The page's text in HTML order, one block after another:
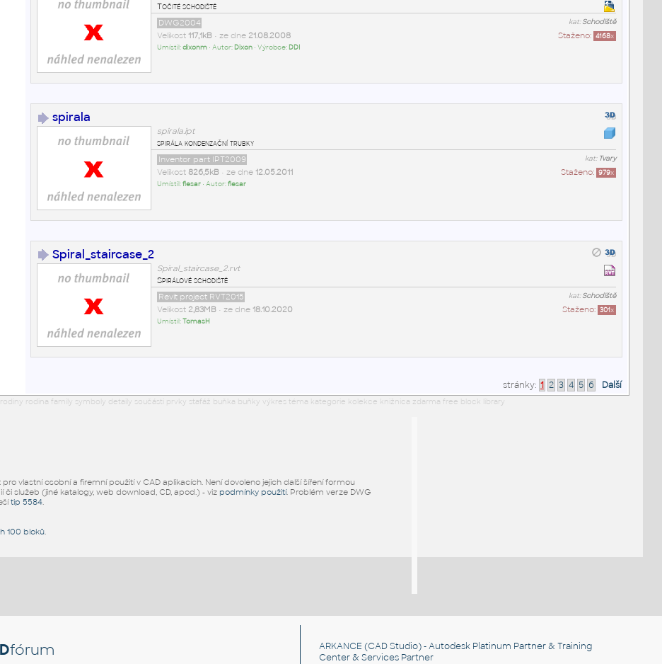
Točité schodiště
kat:Schodiště
DWG2004
Staženo: 4168x
Velikost 117,1kB• ze dne 21.08.2008
Umístil:dixonm• Autor: Dixon• Výrobce: DDI
spirala
spirala.ipt
spirála kondenzační trubky
kat: Tvary
Inventor part IPT2009
Staženo: 979x
Velikost 826,5kB• ze dne 12.05.2011
Umístil:flesar• Autor:flesar
Spiral_staircase_2
Spiral_staircase_2.rvt
Spirálové schodiště
kat:Schodiště
Revit project RVT2015
Staženo: 301x
Velikost 2,83MB• ze dne 18.10.2020
Umístil:TomasH
stránky: 1 2 3 4 5 6 Další
rodina family symboly detaily součásti prvky stafáž buňka buňky výkres téma kategorie kolekce knižnica zdarma free block library
vlastní osobní a firemní použití v CAD aplikacích. Není dovoleno jejich další šíření formou
či služeb (jiné katalogy, web download, CD, apod.) - viz podmínky použití. Problém verze DWG
tip 5584.
100 bloků.
fórum ARKANCE (CAD Studio) - Autodesk Platinum Partner & Training
Center & Services Partner